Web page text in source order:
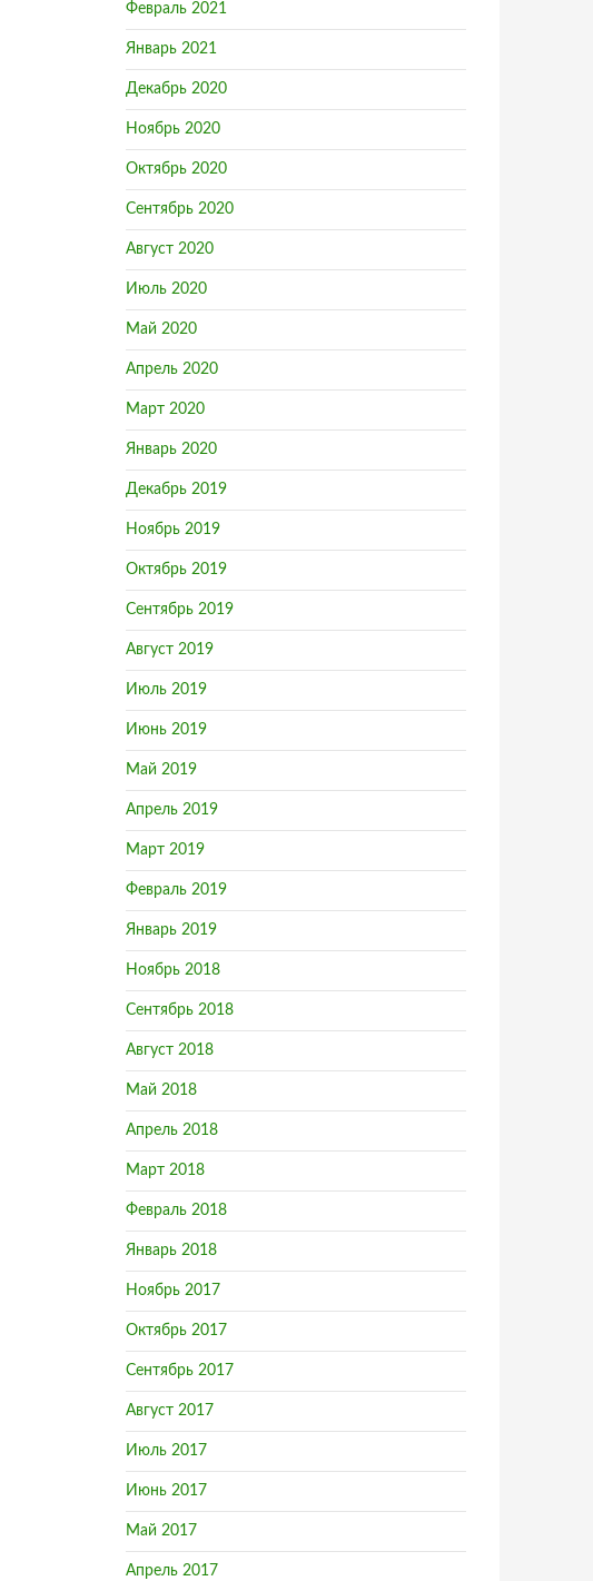
Февраль 2021
Январь 2021
Декабрь 2020
Ноябрь 2020
Октябрь 2020
Сентябрь 2020
Август 2020
Июль 2020
Май 2020
Апрель 2020
Март 2020
Январь 2020
Декабрь 2019
Ноябрь 2019
Октябрь 2019
Сентябрь 2019
Август 2019
Июль 2019
Июнь 2019
Май 2019
Апрель 2019
Март 2019
Февраль 2019
Январь 2019
Ноябрь 2018
Сентябрь 2018
Август 2018
Май 2018
Апрель 2018
Март 2018
Февраль 2018
Январь 2018
Ноябрь 2017
Октябрь 2017
Сентябрь 2017
Август 2017
Июль 2017
Июнь 2017
Май 2017
Апрель 2017